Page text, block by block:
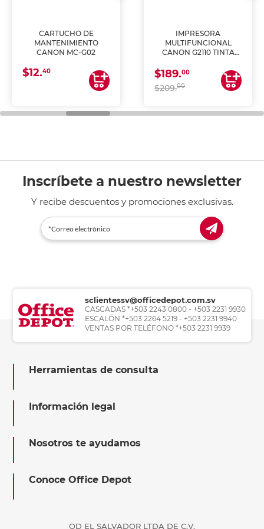
CARTUCHO DE
MANTENIMIENTO
CANON MC-G02
$12.40
IMPRESORA
MULTIFUNCIONAL
CANON G2110 TINTA
$189.00
$209.00
Inscríbete a nuestro newsletter
Y recibe descuentos y promociones exclusivas.
sclientessv@officedepot.com.sv
CASCADAS *+503 2243 0800 - +503 2231 9930
ESCALÓN *+503 2264 5219 - +503 2231 9940
VENTAS POR TELÉFONO *+503 2231 9939
Herramientas de consulta
Información legal
Nosotros te ayudamos
Conoce Office Depot
OD EL SALVADOR LTDA DE C.V.